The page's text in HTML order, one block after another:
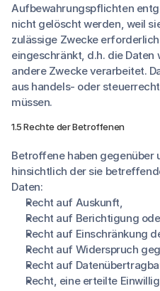
Aufbewahrungspflichten
nicht gelöscht werden, weil
zulässige Zwecke
eingeschränkt, d.h. die
andere Zwecke verarbeitet.
aus handels- oder
müssen.
1.5 Rechte der Betroffenen
Betroffene haben gegenüber
hinsichtlich der sie
Daten:
Recht auf Auskunft,
Recht auf Berichtigung
Recht auf Einschränkung
Recht auf Widerspruch
Recht auf
Recht, eine erteilte